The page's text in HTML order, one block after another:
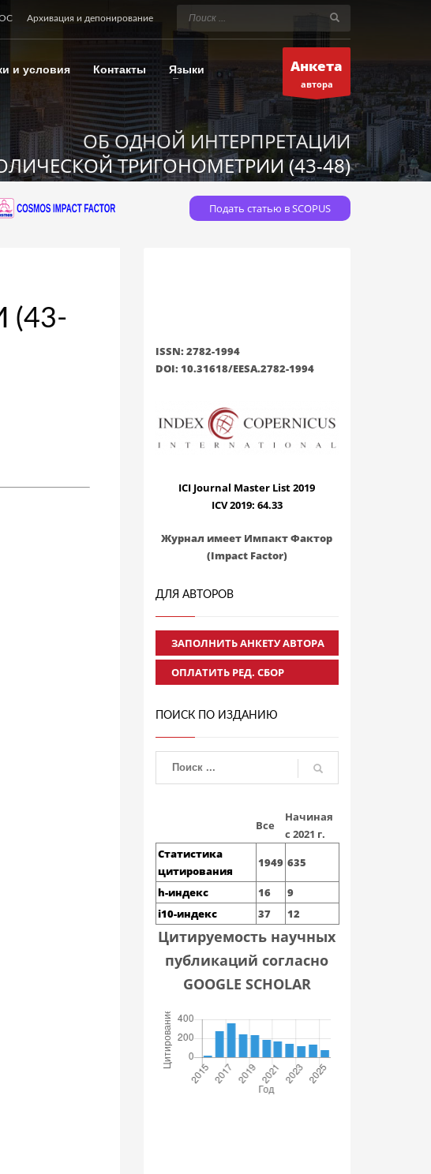
Архивация и депонирование
и условия Контакты Языки Анкета
автора
OБ ОДНОЙ ИНТЕРПРЕТАЦИИ
ТРИГОНОМЕТРИИ (43-48)
Подать статью в SCOPUS
ISSN: 2782-1994
DOI: 10.31618/EESA.2782-1994
ICI Journal Master List 2019
ICV 2019: 64.33
Журнал имеет Импакт Фактор
(Impact Factor)
ДЛЯ АВТОРОВ
ЗАПОЛНИТЬ АНКЕТУ АВТОРА
ОПЛАТИТЬ РЕД. СБОР
ПОИСК ПО ИЗДАНИЮ
Все
Начиная
с 2021 г.
Статистика
цитирования
1949 635
h-индекс 16
9
i10-индекс
37 12
Цитируемость научных
публикаций согласно
GOOGLE SCHOLAR